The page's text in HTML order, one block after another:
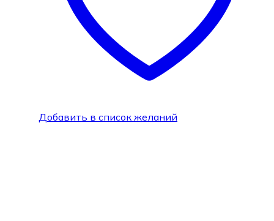
Добавить в список желаний